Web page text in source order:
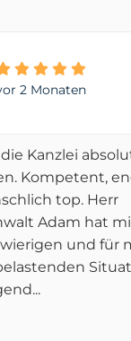
2 Monaten
Kanzlei
Kompetent,
top. Herr
Adam hat
und für